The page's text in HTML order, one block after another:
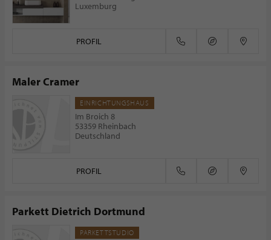
Luxemburg
PROFIL
Maler Cramer
EINRICHTUNGSHAUS
Im Broich 8
53359 Rheinbach
Deutschland
PROFIL
Parkett Dietrich Dortmund
PARKETTSTUDIO